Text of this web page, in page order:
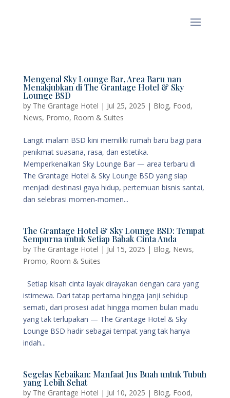
Mengenal Sky Lounge Bar, Area Baru nan
Menakjubkan di The Grantage Hotel & Sky
Lounge BSD
by The Grantage Hotel | Jul 25, 2025 | Blog, Food,
News, Promo, Room & Suites
Langit malam BSD kini memiliki rumah baru bagi para
penikmat suasana, rasa, dan estetika.
Memperkenalkan Sky Lounge Bar — area terbaru di
The Grantage Hotel & Sky Lounge BSD yang siap
menjadi destinasi gaya hidup, pertemuan bisnis santai,
dan selebrasi momen-momen...
The Grantage Hotel & Sky Lounge BSD: Tempat
Sempurna untuk Setiap Babak Cinta Anda
by The Grantage Hotel | Jul 15, 2025 | Blog, News,
Promo, Room & Suites
Setiap kisah cinta layak dirayakan dengan cara yang
istimewa. Dari tatap pertama hingga janji sehidup
semati, dari prosesi adat hingga momen bulan madu
yang tak terlupakan — The Grantage Hotel & Sky
Lounge BSD hadir sebagai tempat yang tak hanya
indah...
Segelas Kebaikan: Manfaat Jus Buah untuk Tubuh
yang Lebih Sehat
by The Grantage Hotel | Jul 10, 2025 | Blog, Food,